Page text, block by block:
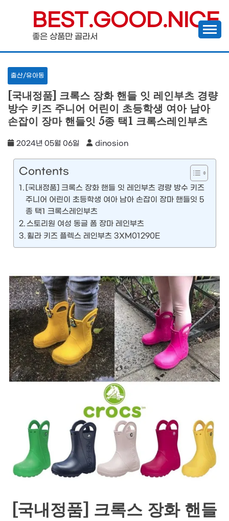
content
BEST.GOOD.NICE
좋은 상품만 골라서
출산/유아동
[국내정품] 크록스 장화 핸들 잇 레인부츠 경량
방수 키즈 주니어 어린이 초등학생 여아 남아
손잡이 장마 핸들잇 5종 택1 크록스레인부츠
2024년 05월 06일 dinosion
Contents
[국내정품] 크록스 장화 핸들 잇 레인부츠 경량 방수 키즈
주니어 어린이 초등학생 여아 남아 손잡이 장마 핸들잇 5
종 택1 크록스레인부츠
스토리원 여성 동글 폼 장마 레인부츠
휠라 키즈 플렉스 레인부츠 3XM01290E
[국내정품] 크록스 장화 핸들